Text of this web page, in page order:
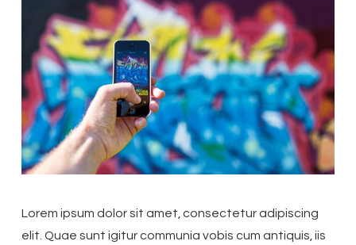
Lorem ipsum dolor sit amet, consectetur adipiscing
elit. Quae sunt igitur communia vobis cum antiquis, iis